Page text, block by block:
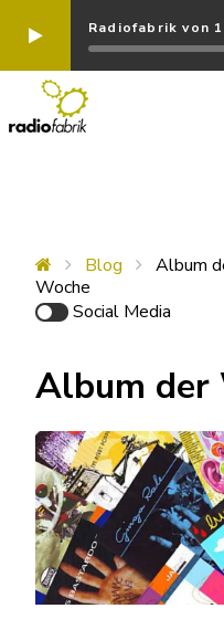
Radiofabrik von 1
Blog Album
Woche
Social Media
Album der